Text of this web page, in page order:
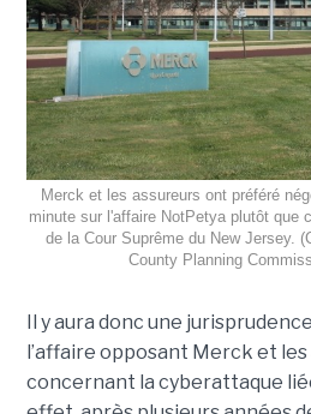
Merck et les assureurs ont préféré
minute sur l'affaire NotPetya plutôt que
de la Cour Suprême du New Jersey.
County Planning
Il y aura donc une
l’affaire opposant Merck et
concernant la cyberattaque